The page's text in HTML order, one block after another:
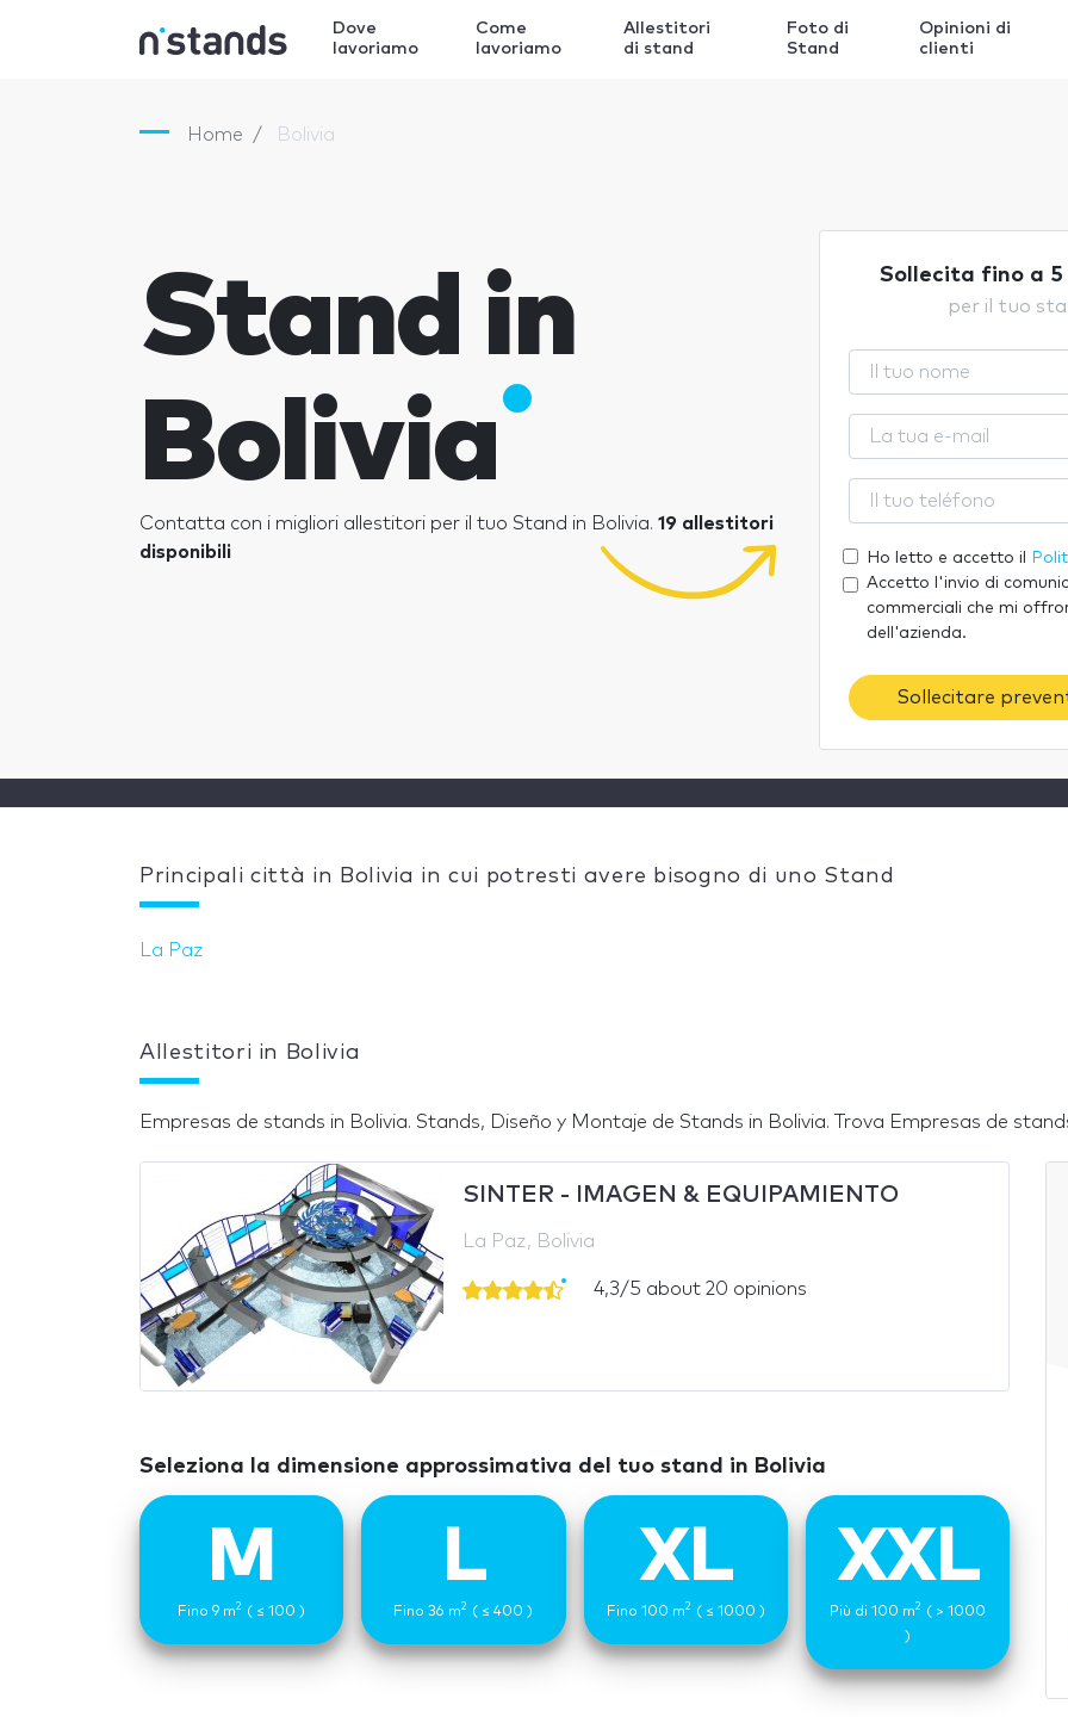
Dove
lavoriamo
Come
lavoriamo
Allestitori
di stand
Foto di
Stand
Opinioni di
clienti
Home Bolivia
Stand in
Bolivia
Contatta con i migliori allestitori per il tuo Stand in Bolivia. 19 allestitori
disponibili
Sollecita fino a 5
per il tuo
Ho letto e accetto il
Accetto l'invio di
commerciali che mi
dell'azienda.
Sollecitare
Principali città in Bolivia in cui potresti avere bisogno di uno Stand
La Paz
Allestitori in Bolivia
Empresas de stands in Bolivia. Stands, Diseño y Montaje de Stands in Bolivia. Trova Empresas de
SINTER - IMAGEN & EQUIPAMIENTO
La Paz, Bolivia
4,3/5 about 20 opinions
Seleziona la dimensione approssimativa del tuo stand in Bolivia
M
Fino 9 m2 ( ≤ 100 )
L
Fino 36 m2 ( ≤ 400 )
XL
Fino 100 m2 ( ≤ 1000 )
XXL
Più di 100 m2
( > 1000
)